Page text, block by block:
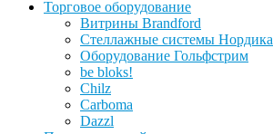
Торговое оборудование
Витрины Brandford
Стеллажные системы Нордика
Оборудование Гольфстрим
be bloks!
Chilz
Carboma
Dazzl